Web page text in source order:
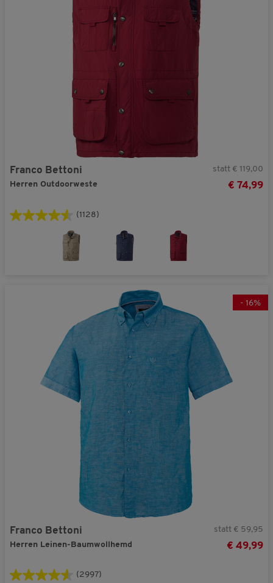
Franco Bettoni
Herren Outdoorweste
statt € 119,00
€ 74,99
(1128)
- 16%
Franco Bettoni
Herren Leinen-Baumwollhemd
statt € 59,95
€ 49,99
(2997)
Jetzt 25% Rabatt + GRATIS Geschenk aktivieren!
Nein danke. Ich möchte meinen Gutschein-Code nicht verwenden.
Sie erhalten Ihren Rabatt und Ihr Geschnek bei einer Bestellung ab € 40,- in